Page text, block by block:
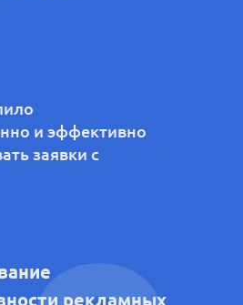
и эффективно
заявки с
рекламных